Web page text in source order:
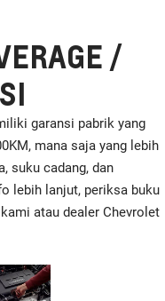
/
garansi pabrik yang
mana saja yang lebih
suku cadang, dan
lebih lanjut, periksa buku
atau dealer Chevrolet